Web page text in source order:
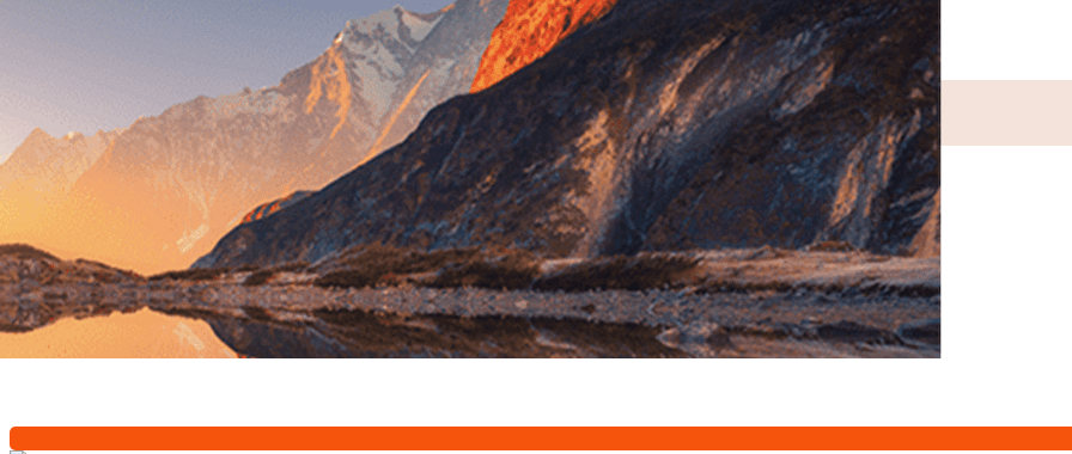
Exporter toutes les colonnes
Exporter uniquement les colonnes affichées
Menu
?>
Images de la page d'accueil
Cliquez pour éditer